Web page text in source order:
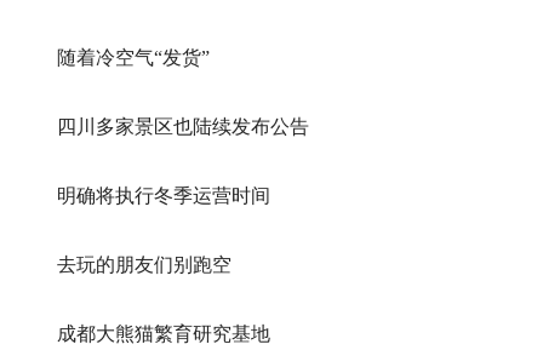
随着冷空气“发货”
四川多家景区也陆续发布公告
明确将执行冬季运营时间
去玩的朋友们别跑空
成都大熊猫繁育研究基地